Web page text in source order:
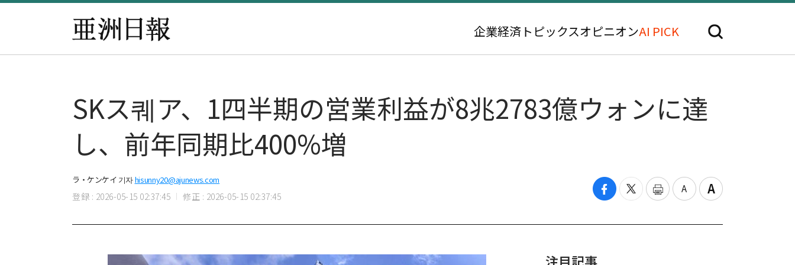
企業経済 トピックスオピニオンAI PICK
SKス퀘ア、1四半期の営業利益が8兆2783億ウォンに達
し、前年同期比400%増
ラ・ケンケイ 기자hisunny20@ajunews.com
登録 : 2026-05-15 02:37:45 修正 : 2026-05-15 02:37:45
注目記事